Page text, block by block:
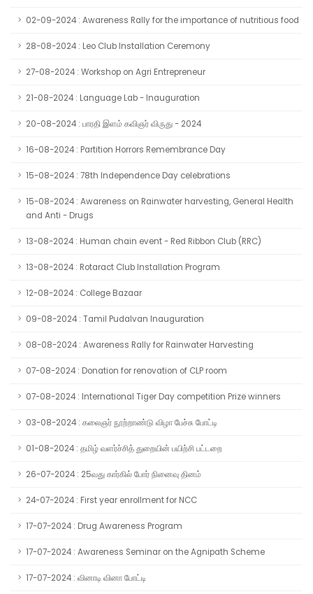
02-09-2024 : Awareness Rally for the importance of nutritious food
28-08-2024 : Leo Club Installation Ceremony
27-08-2024 : Workshop on Agri Entrepreneur
21-08-2024 : Language Lab - Inauguration
20-08-2024 : பாரதி இளம் கவிஞர் விருது - 2024
16-08-2024 : Partition Horrors Remembrance Day
15-08-2024 : 78th Independence Day celebrations
15-08-2024 : Awareness on Rainwater harvesting, General Health
and Anti - Drugs
13-08-2024 : Human chain event - Red Ribbon Club (RRC)
13-08-2024 : Rotaract Club Installation Program
12-08-2024 : College Bazaar
09-08-2024 : Tamil Pudalvan Inauguration
08-08-2024 : Awareness Rally for Rainwater Harvesting
07-08-2024 : Donation for renovation of CLP room
07-08-2024 : International Tiger Day competition Prize winners
03-08-2024 : கலைஞர் நூற்றாண்டு விழா பேச்சு போட்டி
01-08-2024 : தமிழ் வளர்ச்சித் துறையின் பயிற்சி பட்டறை
26-07-2024 : 25வது கார்கில் போர் நினைவு தினம்
24-07-2024 : First year enrollment for NCC
17-07-2024 : Drug Awareness Program
17-07-2024 : Awareness Seminar on the Agnipath Scheme
17-07-2024 : வினாடி வினா போட்டி